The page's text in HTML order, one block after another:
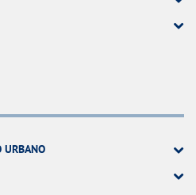
URBANO